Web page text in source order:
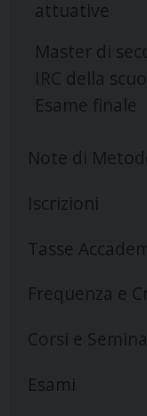
attuative
Master di
IRC della
Esame finale
Note di
Iscrizioni
Tasse
Frequenza e
Corsi e
Esami